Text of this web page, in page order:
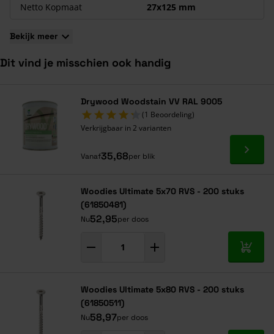
Netto Kopmaat
27x125 mm
Bekijk meer
Dit vind je misschien ook handig
Drywood Woodstain VV RAL 9005
(1 Beoordeling)
Verkrijgbaar in 2 varianten
Vanaf35,68per blik Ga
Woodies Ultimate 5x70 RVS - 200 stuks
(61850481)
Nu52,95per doos
In
Woodies Ultimate 5x80 RVS - 200 stuks
(61850511)
Nu58,97per doos